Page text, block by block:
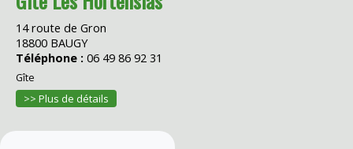
14 route de Gron
18800 BAUGY
Téléphone : 06 49 86 92 31
Gîte
>> Plus de détails